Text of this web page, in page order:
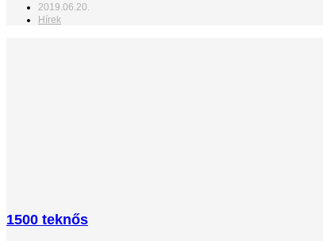
2019.06.20.
Hírek
1500 teknős